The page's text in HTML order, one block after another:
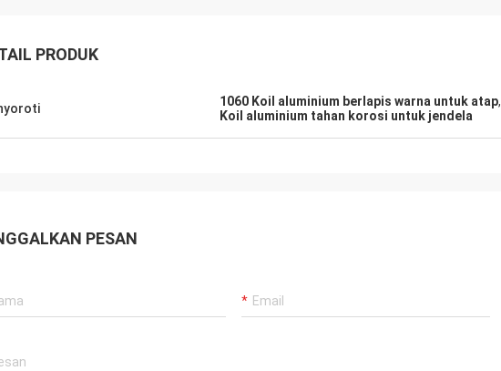
PRODUK
1060 Koil aluminium berlapis warna untuk atap,
Koil aluminium tahan korosi untuk jendela
PESAN